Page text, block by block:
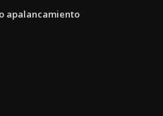
apalancamiento